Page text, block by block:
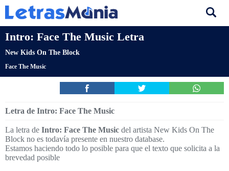
Intro: Face The Music Letra
New Kids On The Block
Face The Music
Letra de Intro: Face The Music
La letra de Intro: Face The Music del artista New Kids On The
Block no es todavía presente en nuestro database.
Estamos haciendo todo lo posible para que el texto que solicita a la
brevedad posible